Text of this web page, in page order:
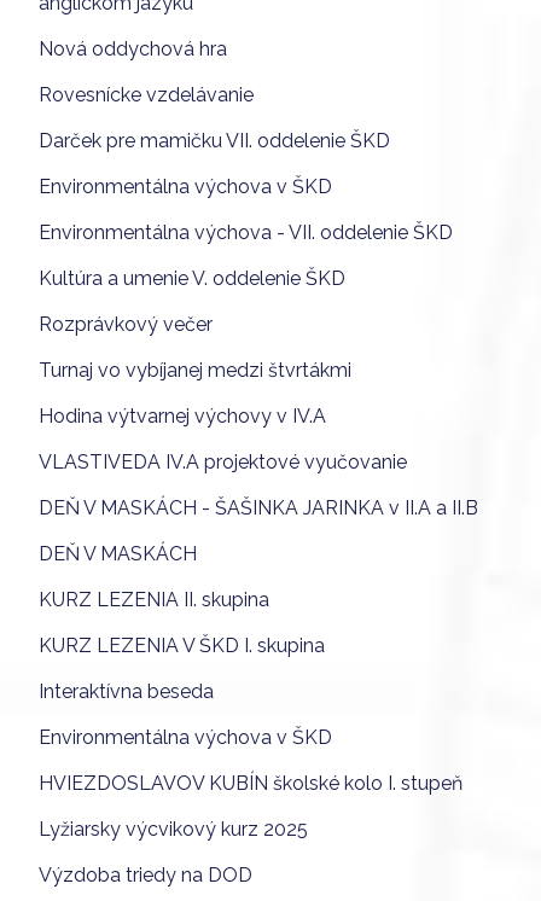
Nová oddychová hra
Rovesnícke vzdelávanie
Darček pre mamičku VII. oddelenie ŠKD
Environmentálna výchova v ŠKD
Environmentálna výchova - VII. oddelenie ŠKD
Kultúra a umenie V. oddelenie ŠKD
Rozprávkový večer
Turnaj vo vybíjanej medzi štvrtákmi
Hodina výtvarnej výchovy v IV.A
VLASTIVEDA IV.A projektové vyučovanie
DEŇ V MASKÁCH - ŠAŠINKA JARINKA v II.A a II.B
DEŇ V MASKÁCH
KURZ LEZENIA II. skupina
KURZ LEZENIA V ŠKD I. skupina
Interaktívna beseda
Environmentálna výchova v ŠKD
HVIEZDOSLAVOV KUBÍN školské kolo I. stupeň
Lyžiarsky výcvikový kurz 2025
Výzdoba triedy na DOD